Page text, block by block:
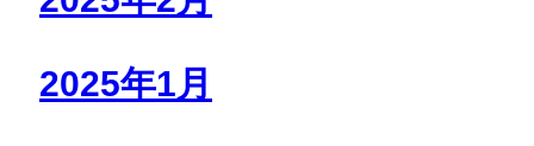
2025年1月